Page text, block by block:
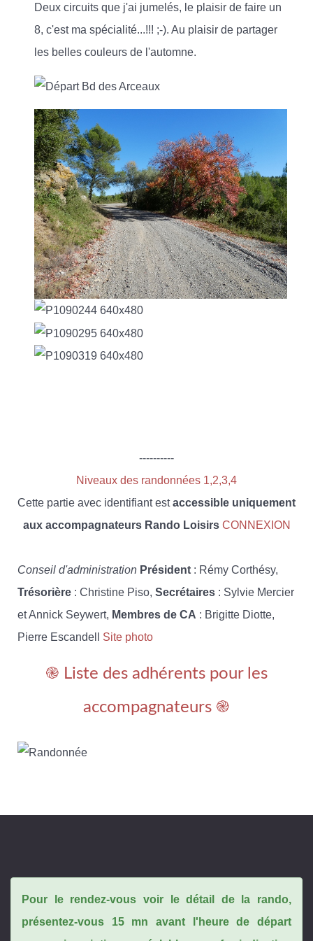
Deux circuits que j'ai jumelés, le plaisir de faire un
8, c'est ma spécialité...!!! ;-). Au plaisir de partager
les belles couleurs de l'automne.
----------
Niveaux des randonnées 1,2,3,4
Cette partie avec identifiant estaccessible uniquement
aux accompagnateurs Rando Loisirs CONNEXION
Conseil d'administration Président : Rémy Corthésy,
Trésorière : Christine Piso, Secrétaires : Sylvie Mercier
et Annick Seywert, Membres de CA : Brigitte Diotte,
Pierre Escandell Site photo
֎ Liste des adhérents pour les
accompagnateurs ֎
Pour le rendez-vous voir le détail de la rando,
présentez-vous 15 mn avant l'heure de départ